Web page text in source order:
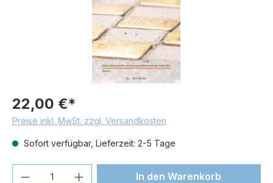
22,00 €*
Preise inkl. MwSt. zzgl. Versandkosten
Sofort verfügbar, Lieferzeit: 2-5 Tage
Produkt Anzahl: Gib denIn den Warenkorb